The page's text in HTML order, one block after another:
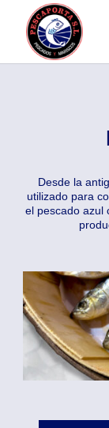
Desde la
utilizado para
el pescado azul